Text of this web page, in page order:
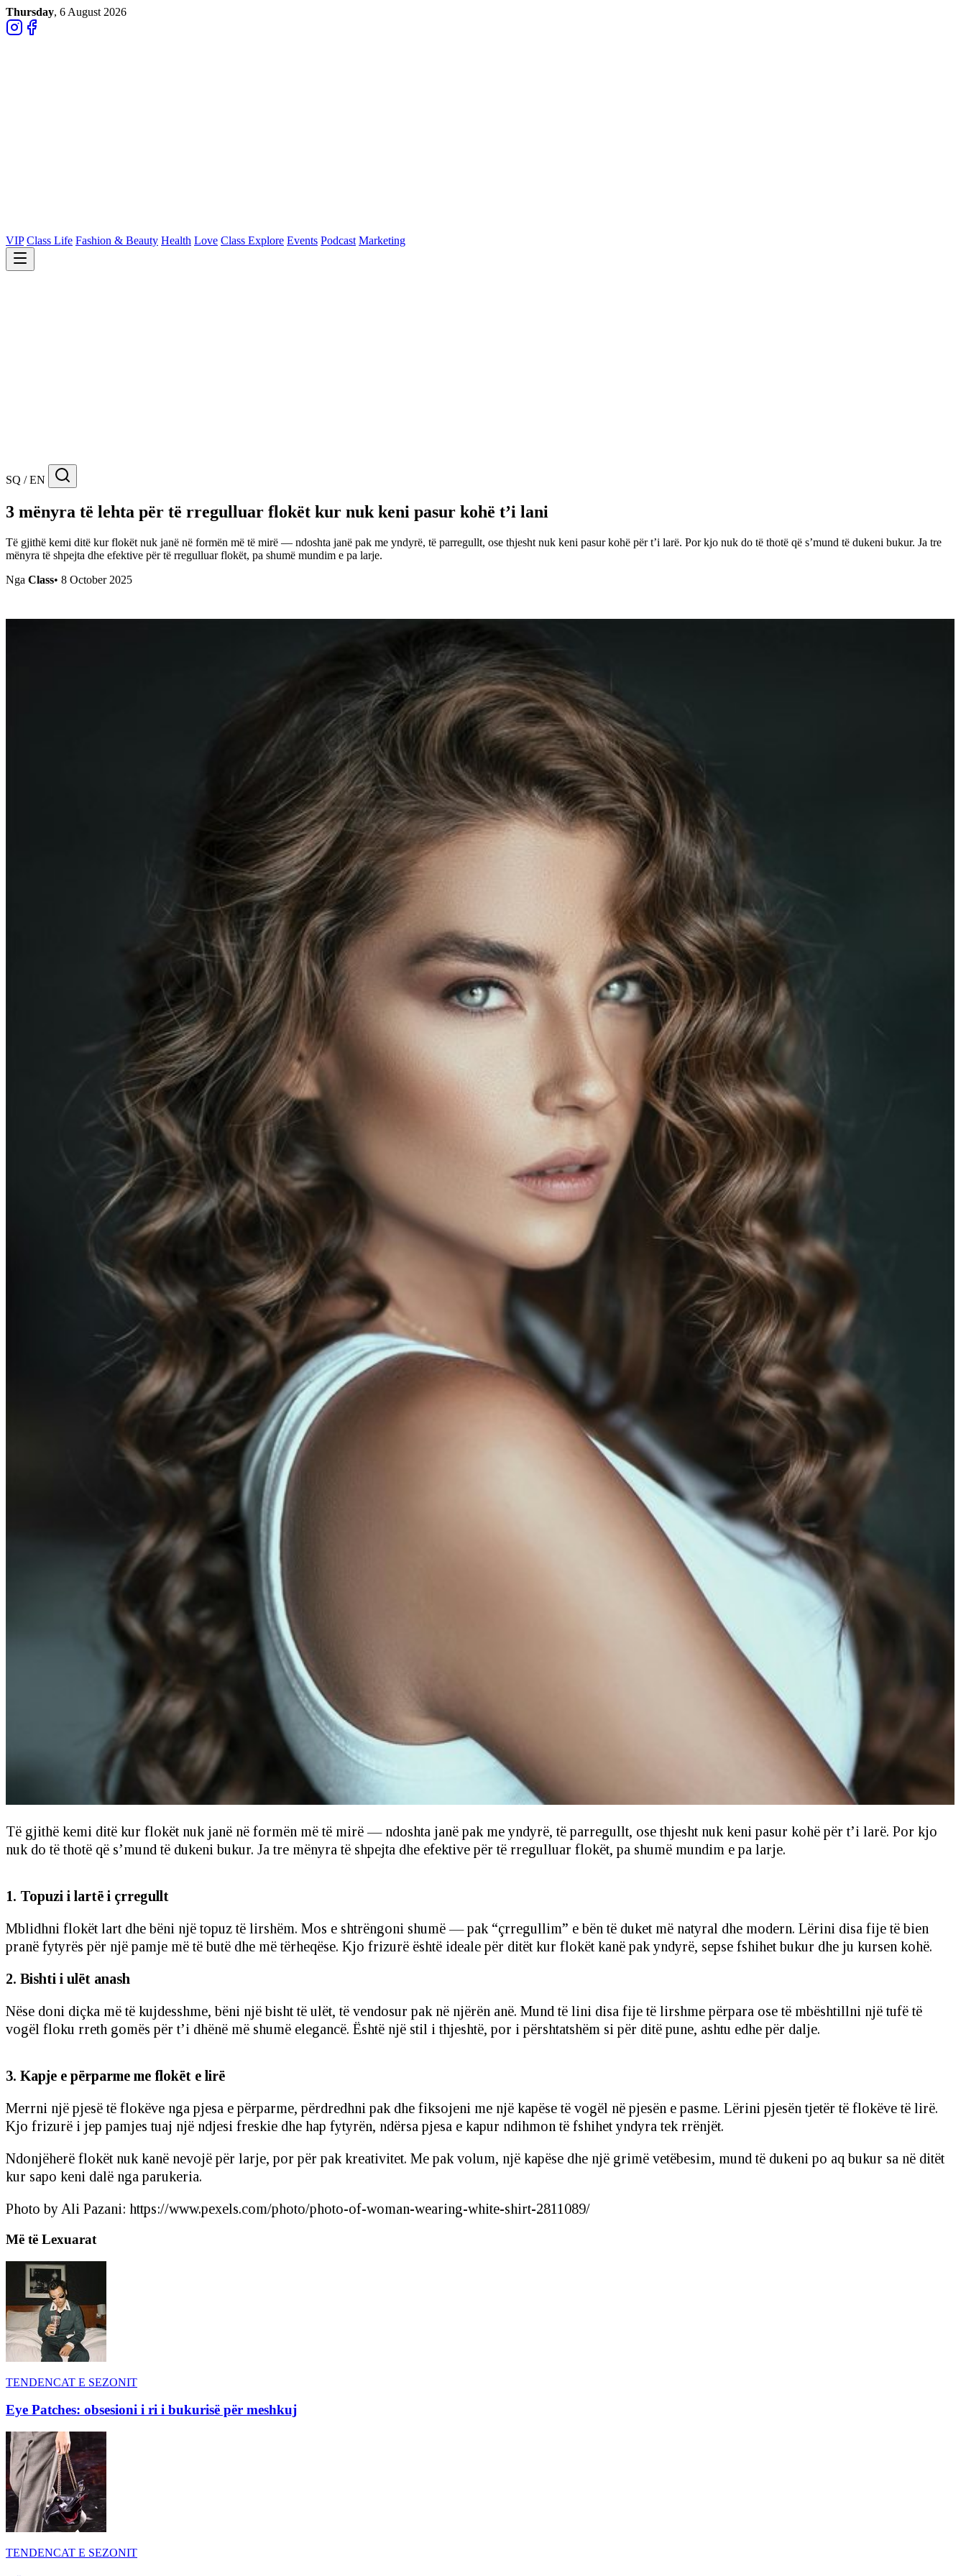
Thursday, 6 August 2026
VIP Class Life Fashion & Beauty Health Love Class Explore Events Podcast Marketing
SQ / EN
3 mënyra të lehta për të rregulluar flokët kur nuk keni pasur kohë t’i lani
Të gjithë kemi ditë kur flokët nuk janë në formën më të mirë — ndoshta janë pak me yndyrë, të parregullt, ose thjesht nuk keni pasur kohë për t’i larë. Por kjo nuk do të thotë që s’mund të dukeni bukur. Ja tre
mënyra të shpejta dhe efektive për të rregulluar flokët, pa shumë mundim e pa larje.
Nga Class• 8 October 2025
Të gjithë kemi ditë kur flokët nuk janë në formën më të mirë — ndoshta janë pak me yndyrë, të parregullt, ose thjesht nuk keni pasur kohë për t’i larë. Por kjo
nuk do të thotë që s’mund të dukeni bukur. Ja tre mënyra të shpejta dhe efektive për të rregulluar flokët, pa shumë mundim e pa larje.
1. Topuzi i lartë i çrregullt
Mblidhni flokët lart dhe bëni një topuz të lirshëm. Mos e shtrëngoni shumë — pak “çrregullim” e bën të duket më natyral dhe modern. Lërini disa fije të bien
pranë fytyrës për një pamje më të butë dhe më tërheqëse. Kjo frizurë është ideale për ditët kur flokët kanë pak yndyrë, sepse fshihet bukur dhe ju kursen kohë.
2. Bishti i ulët anash
Nëse doni diçka më të kujdesshme, bëni një bisht të ulët, të vendosur pak në njërën anë. Mund të lini disa fije të lirshme përpara ose të mbështillni një tufë të
vogël floku rreth gomës për t’i dhënë më shumë elegancë. Është një stil i thjeshtë, por i përshtatshëm si për ditë pune, ashtu edhe për dalje.
3. Kapje e përparme me flokët e lirë
Merrni një pjesë të flokëve nga pjesa e përparme, përdredhni pak dhe fiksojeni me një kapëse të vogël në pjesën e pasme. Lërini pjesën tjetër të flokëve të lirë.
Kjo frizurë i jep pamjes tuaj një ndjesi freskie dhe hap fytyrën, ndërsa pjesa e kapur ndihmon të fshihet yndyra tek rrënjët.
Ndonjëherë flokët nuk kanë nevojë për larje, por për pak kreativitet. Me pak volum, një kapëse dhe një grimë vetëbesim, mund të dukeni po aq bukur sa në ditët
kur sapo keni dalë nga parukeria.
Photo by Ali Pazani: https://www.pexels.com/photo/photo-of-woman-wearing-white-shirt-2811089/
Më të Lexuarat
TENDENCAT E SEZONIT
Eye Patches: obsesioni i ri i bukurisë për meshkuj
TENDENCAT E SEZONIT